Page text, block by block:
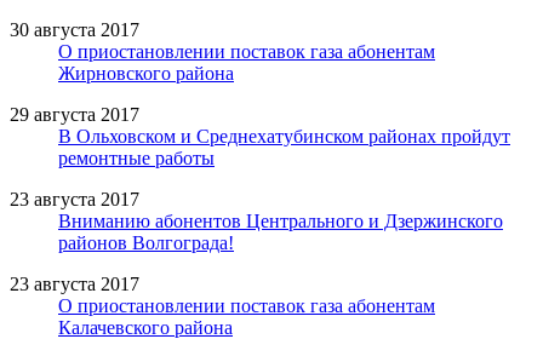
30 августа 2017
О приостановлении поставок газа абонентам
Жирновского района
29 августа 2017
В Ольховском и Среднехатубинском районах пройдут
ремонтные работы
23 августа 2017
Вниманию абонентов Центрального и Дзержинского
районов Волгограда!
23 августа 2017
О приостановлении поставок газа абонентам
Калачевского района